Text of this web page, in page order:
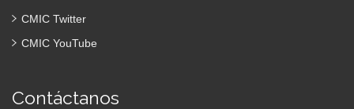
CMIC Twitter
CMIC YouTube
Contáctanos